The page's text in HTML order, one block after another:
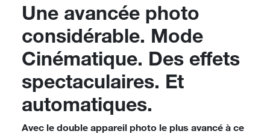
Une avancée photo
considérable. Mode
Cinématique. Des effets
spectaculaires. Et
automatiques.
Avec le double appareil photo le plus avancé à ce